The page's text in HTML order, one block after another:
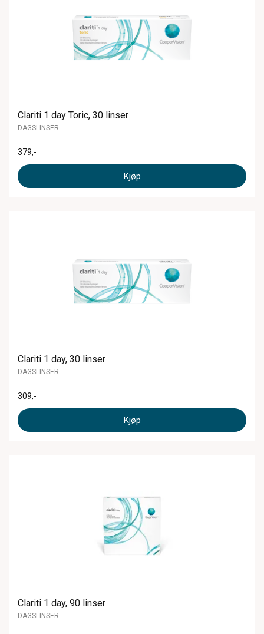
Clariti 1 day Toric, 30 linser
DAGSLINSER
379,-
Kjøp
Clariti 1 day, 30 linser
DAGSLINSER
309,-
Kjøp
Clariti 1 day, 90 linser
DAGSLINSER